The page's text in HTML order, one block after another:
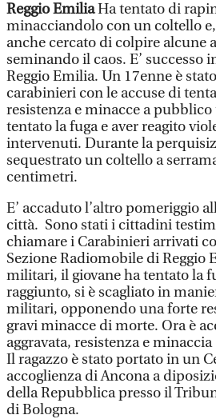
Reggio EmiliaHa tentato di
minacciandolo con un coltello
anche cercato di colpire alcune
seminando il caos. E’ successo
Reggio Emilia. Un 17enne è
carabinieri con le accuse di
resistenza e minacce a
tentato la fuga e aver reagito
intervenuti. Durante la
sequestrato un coltello a
centimetri.
E’ accaduto l’altro pomeriggio
città. Sono stati i cittadini
chiamare i Carabinieri arrivati
Sezione Radiomobile di Reggio
militari, il giovane ha tentato la
raggiunto, si è scagliato in
militari, opponendo una forte
gravi minacce di morte. Ora è
aggravata, resistenza e
Il ragazzo è stato portato in un
accoglienza di Ancona a
della Repubblica presso il
di Bologna.